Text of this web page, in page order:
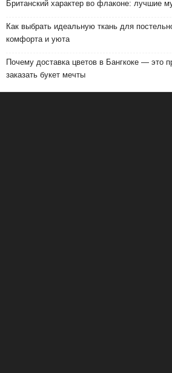
Британский характер во флаконе: лучшие
Как выбрать идеальную ткань для
комфорта и уюта
Почему доставка цветов в Бангкоке — это
заказать букет мечты